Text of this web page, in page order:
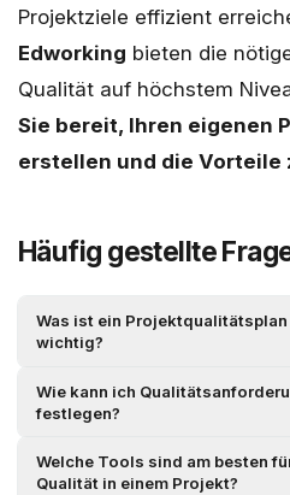
Projektziele effizient
Edworking bieten die
Qualität auf höchstem
Sie bereit, Ihren eigenen
erstellen und die Vorteile
Häufig gestellte
Was ist ein
wichtig?
Wie kann ich
festlegen?
Welche Tools sind am besten
Qualität in einem Projekt?